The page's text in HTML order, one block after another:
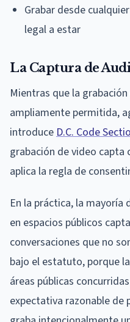
Grabar desde
legal a estar
La Captura de
Mientras que la
ampliamente permitida,
introduce D.C. Code
grabación de video capta
aplica la regla de
En la práctica, la mayoría
en espacios públicos
conversaciones que no
bajo el estatuto, porque
áreas públicas
expectativa razonable de